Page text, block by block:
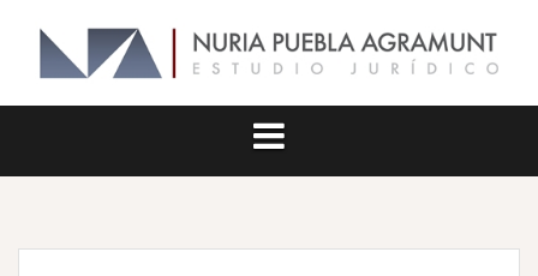
contenido